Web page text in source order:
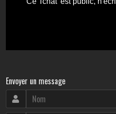
Envoyer un message